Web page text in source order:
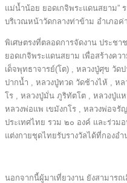
แม่น้ำน้อย ยอดเกจิพระแดนสยาม”
บริเวณหน้าวัดกลางท่าข้าม อำเภอค่
พิเศษตรงที่ตลอดการจัดงาน ประช
ยอดเกจิพระแดนสยาม เพื่อสร้างค
เด็จพุทธาจารย์(โต) , หลวงปู่ศุข วั
ปากน้ำ , หลวงปู่ทวด วัดช้างไห้ , ห
โร , หลวงปู่มั่น ภูริทัตโต , หลวงปู่แ
หลวงพ่อแพ เขมังกโร , หลวงพ่อจ
ประเทศไทย รวม ๒๐ องค์ และร่วม
แต่งกายชุดไทยรับรางวัลได้ที่กองอำ
นอกจากนี้ผู้มาเที่ยวงาน ยังสามาร